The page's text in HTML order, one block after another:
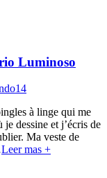
Luminoso
14
à linge qui me
dessine et j’écris de
Ma veste de
Leer mas +